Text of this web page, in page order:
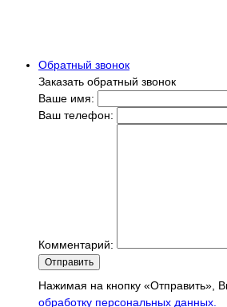
Обратный звонок
Заказать обратный звонок
Ваше имя:
Ваш телефон:
Комментарий:
Отправить
Нажимая на кнопку «Отправить»,
обработку персональных данных.